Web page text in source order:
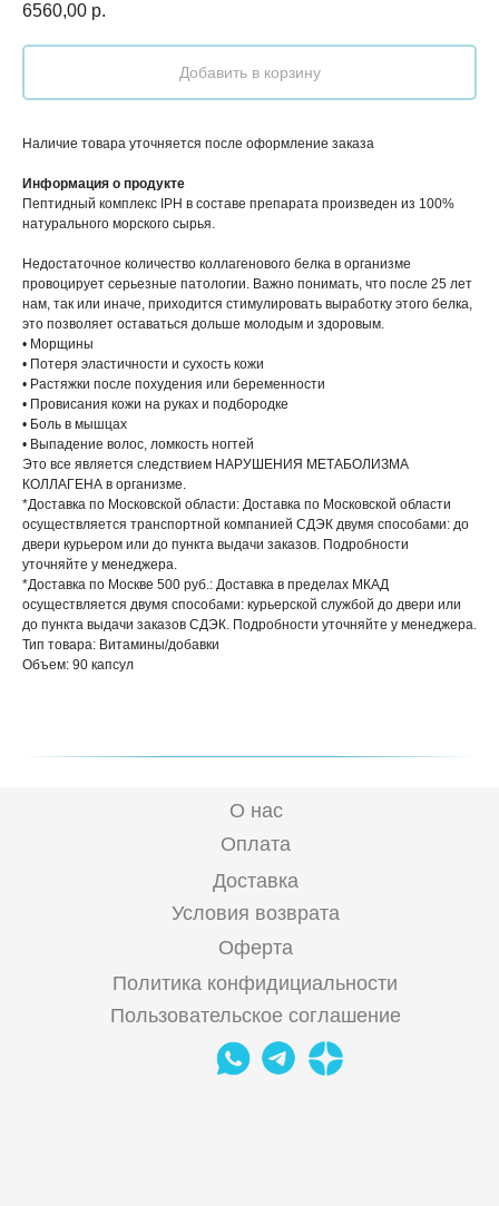
6560,00 р.
Добавить в корзину
Наличие товара уточняется после оформление заказа
Информация о продукте
Пептидный комплекс IPH в составе препарата произведен из 100%
натурального морского сырья.
Недостаточное количество коллагенового белка в организме
провоцирует серьезные патологии. Важно понимать, что после 25 лет
нам, так или иначе, приходится стимулировать выработку этого белка,
это позволяет оставаться дольше молодым и здоровым.
• Морщины
• Потеря эластичности и сухость кожи
• Растяжки после похудения или беременности
• Провисания кожи на руках и подбородке
• Боль в мышцах
• Выпадение волос, ломкость ногтей
Это все является следствием НАРУШЕНИЯ МЕТАБОЛИЗМА
КОЛЛАГЕНА в организме.
*Доставка по Московской области: Доставка по Московской области
осуществляется транспортной компанией СДЭК двумя способами: до
двери курьером или до пункта выдачи заказов. Подробности
уточняйте у менеджера.
*Доставка по Москве 500 руб.: Доставка в пределах МКАД
осуществляется двумя способами: курьерской службой до двери или
до пункта выдачи заказов СДЭК. Подробности уточняйте у менеджера.
Тип товара: Витамины/добавки
Объем: 90 капсул
Политика конфидициальности
Доставка
Оплата
О нас
Условия возврата
Оферта
Пользовательское соглашение